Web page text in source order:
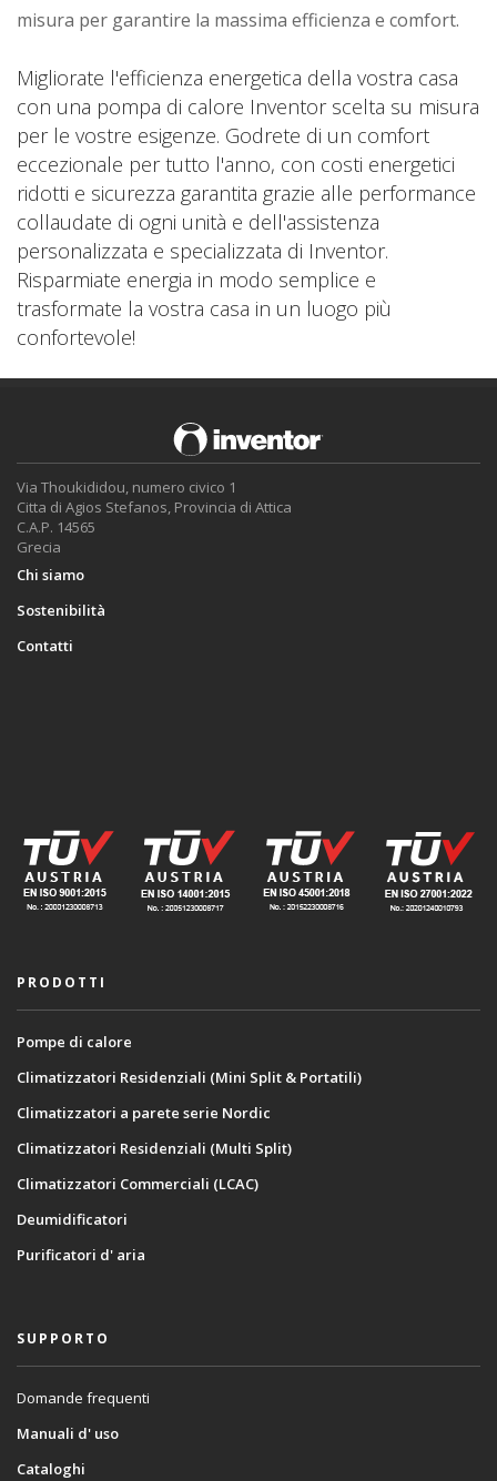
misura per garantire la massima efficienza e comfort.
Migliorate l'efficienza energetica della vostra casa
con una pompa di calore Inventor scelta su misura
per le vostre esigenze. Godrete di un comfort
eccezionale per tutto l'anno, con costi energetici
ridotti e sicurezza garantita grazie alle performance
collaudate di ogni unità e dell'assistenza
personalizzata e specializzata di Inventor.
Risparmiate energia in modo semplice e
trasformate la vostra casa in un luogo più
confortevole!
Via Thoukididou, numero civico 1
Citta di Agios Stefanos, Provincia di Attica
C.A.P. 14565
Grecia
Chi siamo
Sostenibilità
Contatti
PRODOTTI
Pompe di calore
Climatizzatori Residenziali (Mini Split & Portatili)
Climatizzatori a parete serie Nordic
Climatizzatori Residenziali (Multi Split)
Climatizzatori Commerciali (LCAC)
Deumidificatori
Purificatori d' aria
SUPPORTO
Domande frequenti
Manuali d' uso
Cataloghi